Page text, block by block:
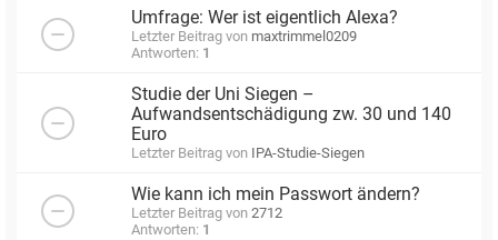
Umfrage: Wer ist eigentlich Alexa?
Letzter Beitrag von maxtrimmel0209
Antworten: 1
Studie der Uni Siegen –
Aufwandsentschädigung zw. 30 und 140
Euro
Letzter Beitrag von IPA-Studie-Siegen
Wie kann ich mein Passwort ändern?
Letzter Beitrag von 2712
Antworten: 1